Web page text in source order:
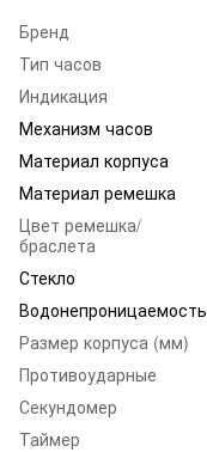
Бренд
Тип часов
Индикация
Механизм часов
Материал корпуса
Материал ремешка
Цвет ремешка/
браслета
Стекло
Водонепроницаемость
Размер корпуса (мм)
Противоударные
Секундомер
Таймер